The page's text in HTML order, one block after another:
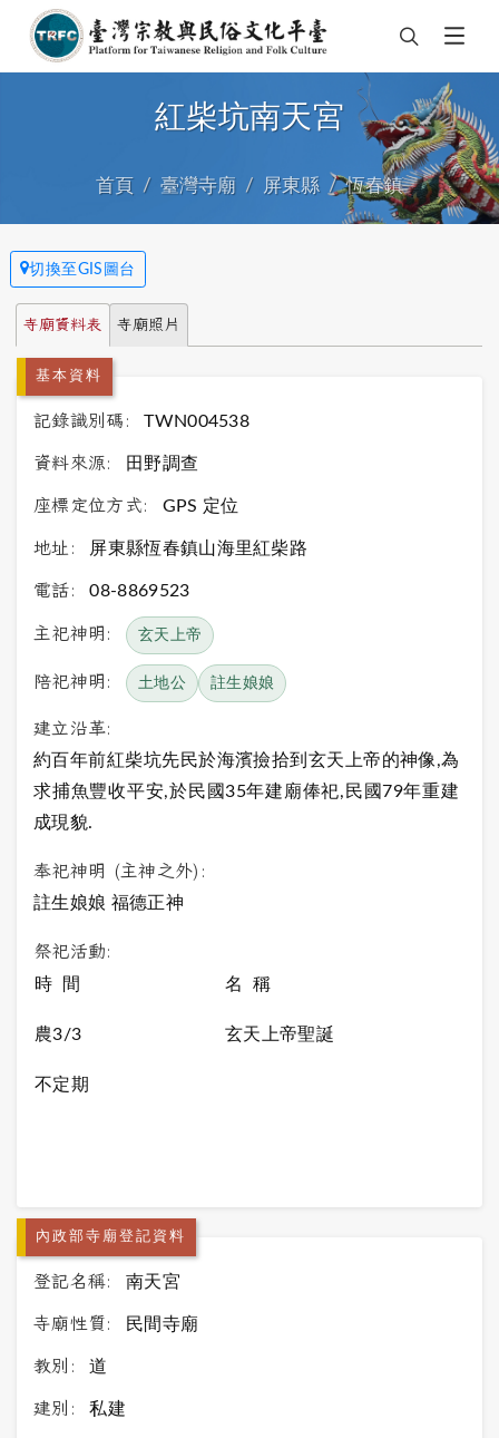
紅柴坑南天宮
首頁 臺灣寺廟 屏東縣 恆春鎮
切換至GIS圖台
寺廟資料表 寺廟照片
基本資料
記錄識別碼: TWN004538
資料來源: 田野調查
座標定位方式: GPS 定位
地址: 屏東縣恆春鎮山海里紅柴路
電話: 08-8869523
主祀神明: 玄天上帝
陪祀神明: 土地公 註生娘娘
建立沿革:
約百年前紅柴坑先民於海濱撿拾到玄天上帝的神像,為
求捕魚豐收平安,於民國35年建廟俸祀,民國79年重建
成現貌.
奉祀神明 (主神之外):
註生娘娘 福德正神
祭祀活動:
時 間 名 稱
農3/3 玄天上帝聖誕
不定期
內政部寺廟登記資料
登記名稱: 南天宮
寺廟性質: 民間寺廟
教別: 道
建別: 私建